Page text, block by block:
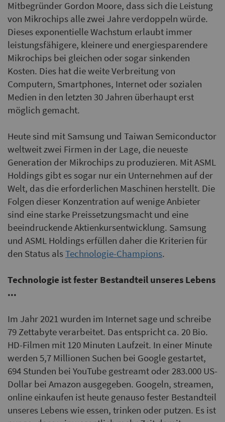
Mitbegründer Gordon Moore, dass sich die Leistung
von Mikrochips alle zwei Jahre verdoppeln würde.
Dieses exponentielle Wachstum erlaubt immer
leistungsfähigere, kleinere und energiesparendere
Mikrochips bei gleichen oder sogar sinkenden
Kosten. Dies hat die weite Verbreitung von
Computern, Smartphones, Internet oder sozialen
Medien in den letzten 30 Jahren überhaupt erst
möglich gemacht.
Heute sind mit Samsung und Taiwan Semiconductor
weltweit zwei Firmen in der Lage, die neueste
Generation der Mikrochips zu produzieren. Mit ASML
Holdings gibt es sogar nur ein Unternehmen auf der
Welt, das die erforderlichen Maschinen herstellt. Die
Folgen dieser Konzentration auf wenige Anbieter
sind eine starke Preissetzungsmacht und eine
beeindruckende Aktienkursentwicklung. Samsung
und ASML Holdings erfüllen daher die Kriterien für
den Status alsTechnologie-Champions.
Technologie ist fester Bestandteil unseres Lebens
...
Im Jahr 2021 wurden im Internet sage und schreibe
79 Zettabyte verarbeitet. Das entspricht ca. 20 Bio.
HD-Filmen mit 120 Minuten Laufzeit. In einer Minute
werden 5,7 Millionen Suchen bei Google gestartet,
694 Stunden bei YouTube gestreamt oder 283.000 US-
Dollar bei Amazon ausgegeben. Googeln, streamen,
online einkaufen ist heute genauso fester Bestandteil
unseres Lebens wie essen, trinken oder putzen. Es ist